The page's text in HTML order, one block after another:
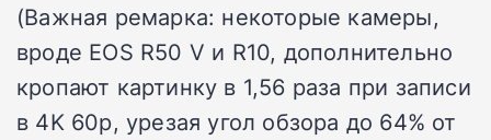
(Важная ремарка: некоторые камеры,
вроде EOS R50 V и R10, дополнительно
кропают картинку в 1,56 раза при записи
в 4K 60p, урезая угол обзора до 64% от